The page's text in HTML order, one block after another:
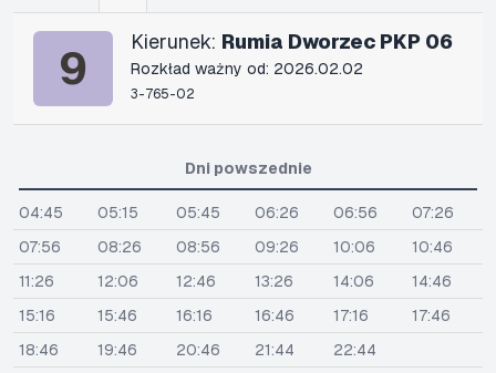
9 Kierunek: Rumia Dworzec PKP 06
Rozkład ważny od: 2026.02.02
3-765-02
Dni powszednie
04:45 05:15 05:45 06:26 06:56
07:26
07:56
08:26 08:56 09:26 10:06
10:46
11:26
12:06 12:46 13:26 14:06
14:46
15:16
15:46 16:16 16:46 17:16
17:46
18:46
19:46 20:46 21:44
22:44